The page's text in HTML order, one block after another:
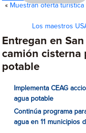
« Muestran oferta
Los maestros
Entregan en
camión cisterna
potable
Implementa CEAG
agua potable
Continúa programa
agua en 11 municipios